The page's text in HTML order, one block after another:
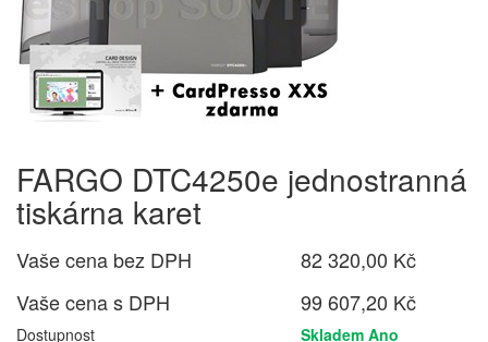
FARGO DTC4250e jednostranná
tiskárna karet
Vaše cena bez DPH
82 320,00 Kč
Vaše cena s DPH
99 607,20 Kč
Dostupnost
Skladem Ano